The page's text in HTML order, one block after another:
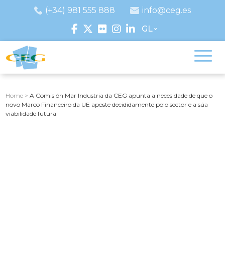
(+34) 981 555 888
info@ceg.es
GL
Home >A Comisión Mar Industria da CEG apunta a necesidade de que o
novo Marco Financeiro da UE aposte decididamente polo sector e a súa
viabilidade futura